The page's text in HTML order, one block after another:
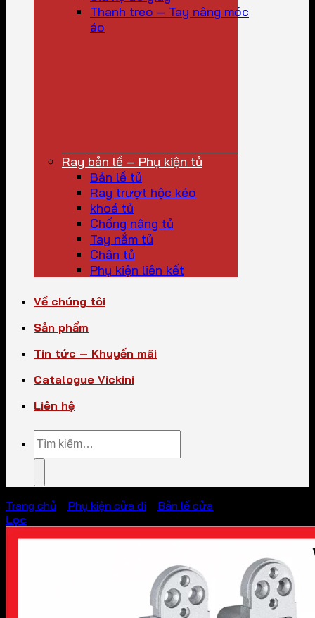
Thanh treo – Tay nâng móc
áo
Ray bản lề – Phụ kiện tủ
Bản lề tủ
Ray trượt hộc kéo
khoá tủ
Chống nâng tủ
Tay nắm tủ
Chân tủ
Phụ kiện liên kết
Về chúng tôi
Sản phẩm
Tin tức – Khuyến mãi
Catalogue Vickini
Liên hệ
Tìm
kiếm:
Trang chủ Phụ kiện cửa đi
Bản lề cửa
Lọc